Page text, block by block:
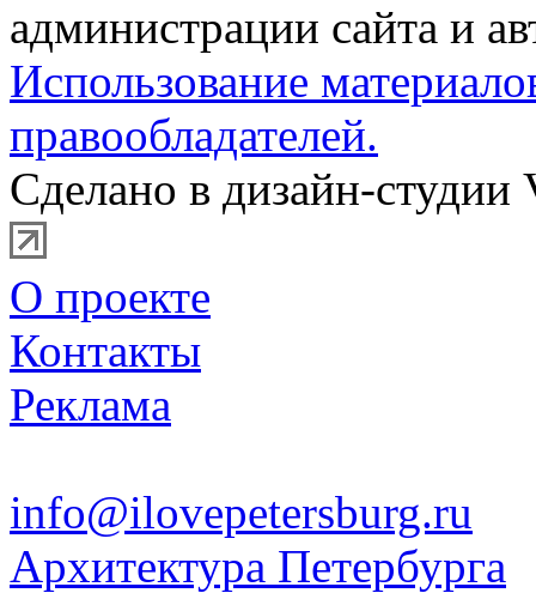
администрации сайта и
Использование
правообладателей.
Сделано в дизайн-студии
О проекте
Контакты
Реклама
info@ilovepetersburg.ru
Архитектура Петербурга